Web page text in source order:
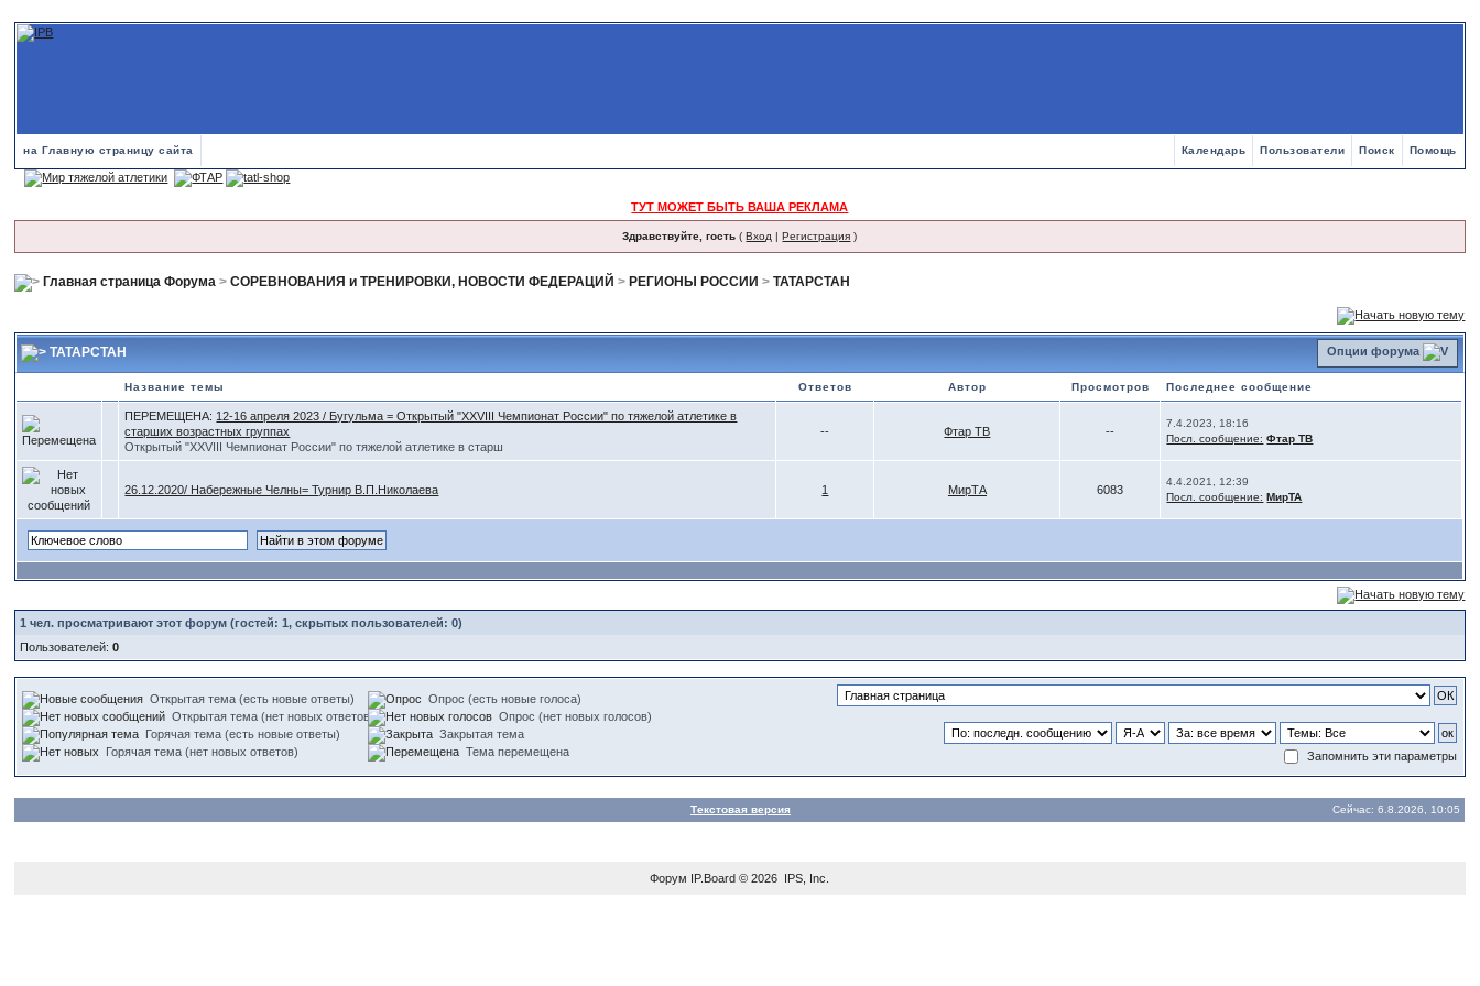
на Главную страницу сайта Помощь
Поиск
Пользователи
Календарь
ТУТ МОЖЕТ БЫТЬ ВАША РЕКЛАМА
Здравствуйте, гость (Вход |Регистрация )
Главная страница Форума >СОРЕВНОВАНИЯ и ТРЕНИРОВКИ, НОВОСТИ ФЕДЕРАЦИЙ > РЕГИОНЫ РОССИИ >ТАТАРСТАН
ТАТАРСТАН Опции форума
Название темы Ответов Автор Просмотров Последнее сообщение
ПЕРЕМЕЩЕНА: 12-16 апреля 2023 / Бугульма = Открытый "XXVIII Чемпионат России" по тяжелой атлетике в
старших возрастных группах
Открытый "XXVIII Чемпионат России" по тяжелой атлетике в старш
-- Фтар ТВ --
7.4.2023, 18:16
Посл. сообщение: Фтар ТВ
26.12.2020/ Набережные Челны= Турнир В.П.Николаева 1 МирТА 6083
4.4.2021, 12:39
Посл. сообщение: МирТА
1 чел. просматривают этот форум (гостей: 1, скрытых пользователей: 0)
Пользователей:0
Открытая тема (есть новые ответы)
Открытая тема (нет новых ответов)
Горячая тема (есть новые ответы)
Горячая тема (нет новых ответов)
Опрос (есть новые голоса)
Опрос (нет новых голосов)
Закрытая тема
Тема перемещена
Запомнить эти параметры
Текстовая версия Сейчас: 6.8.2026, 10:05
Форум IP.Board © 2026 IPS, Inc